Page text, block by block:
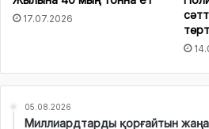
17.07.2026
05.08.2026
Миллиардтарды қорғайтын